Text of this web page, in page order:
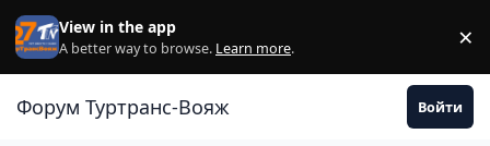
Перейти к содержанию
View in the app
A better way to browse. Learn more. ×
Форум Туртранс-Вояж Войти